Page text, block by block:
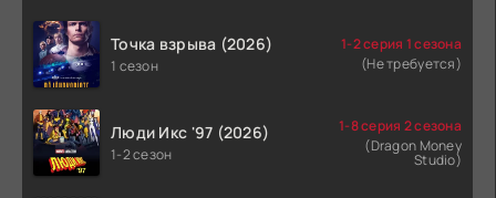
Точка взрыва (2026)
1 сезон
1-2 серия 1 сезона
(Не требуется)
Люди Икс '97 (2026)
1-2 сезон
1-8 серия 2 сезона
(Dragon Money
Studio)